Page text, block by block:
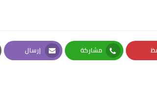
مشاركة
Whatsapp
إرسال
Email